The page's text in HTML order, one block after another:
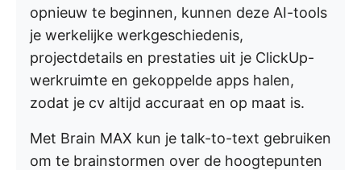
opnieuw te beginnen, kunnen deze AI-tools
je werkelijke werkgeschiedenis,
projectdetails en prestaties uit je ClickUp-
werkruimte en gekoppelde apps halen,
zodat je cv altijd accuraat en op maat is.
Met Brain MAX kun je talk-to-text gebruiken
om te brainstormen over de hoogtepunten